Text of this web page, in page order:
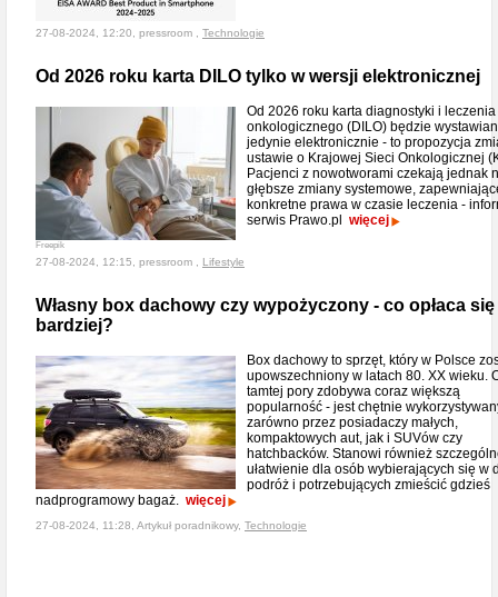
27-08-2024, 12:20, pressroom , Technologie
Od 2026 roku karta DILO tylko w wersji elektronicznej
Freepik
Od 2026 roku karta diagnostyki i leczenia
onkologicznego (DILO) będzie
jedynie elektronicznie - to propozycja
ustawie o Krajowej Sieci Onkologicznej
Pacjenci z nowotworami czekają jednak
głębsze zmiany systemowe,
konkretne prawa w czasie leczenia -
serwis Prawo.pl więcej
27-08-2024, 12:15, pressroom , Lifestyle
Własny box dachowy czy wypożyczony - co opłaca się
bardziej?
Box dachowy to sprzęt, który w Polsce
upowszechniony w latach 80. XX wieku.
tamtej pory zdobywa coraz większą
popularność - jest chętnie
zarówno przez posiadaczy małych,
kompaktowych aut, jak i SUVów czy
hatchbacków. Stanowi również
ułatwienie dla osób wybierających się w
podróż i potrzebujących zmieścić gdzieś
nadprogramowy bagaż. więcej
27-08-2024, 11:28, Artykuł poradnikowy, Technologie